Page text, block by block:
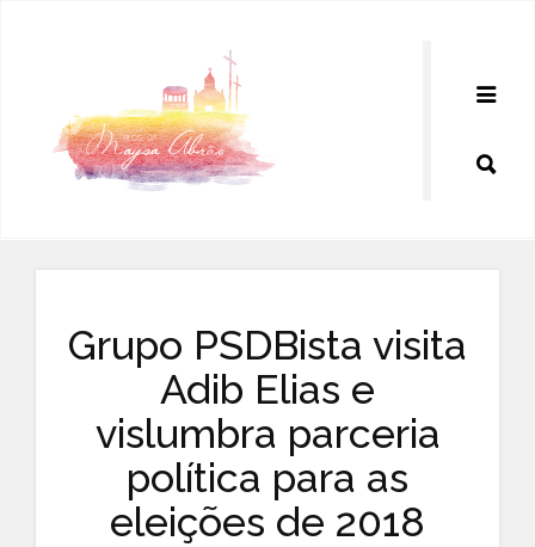
Grupo PSDBista visita
Adib Elias e
vislumbra parceria
política para as
eleições de 2018